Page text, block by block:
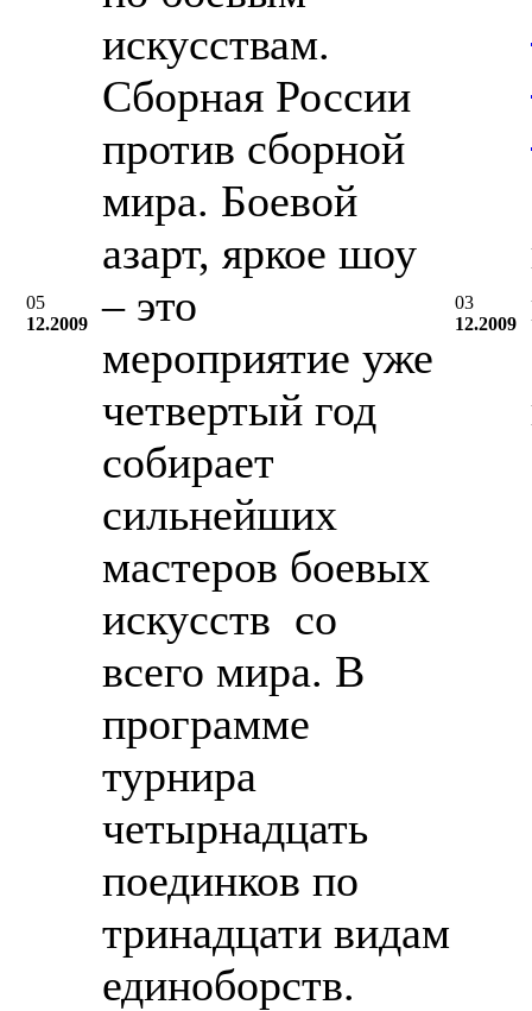
05
12.2009
искусствам.
Сборная России
против сборной
мира. Боевой
азарт, яркое шоу
– это
мероприятие уже
четвертый год
собирает
сильнейших
мастеров боевых
искусств со
всего мира. В
программе
турнира
четырнадцать
поединков по
тринадцати видам
единоборств.
03
12.2009